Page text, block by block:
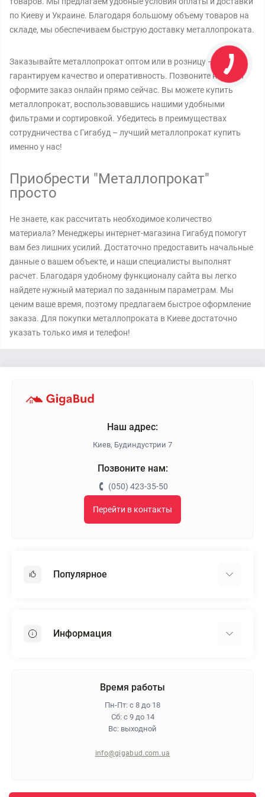
по Киеву и Украине. Благодаря большому объему товаров на
складе, мы обеспечиваем быструю доставку металлопроката.
Заказывайте металлопрокат оптом или в розницу – мы
гарантируем качество и оперативность. Позвоните нам или
оформите заказ онлайн прямо сейчас. Вы можете купить
металлопрокат, воспользовавшись нашими удобными
фильтрами и сортировкой. Убедитесь в преимуществах
сотрудничества с Гигабуд – лучший металлопрокат купить
именно у нас!
Приобрести "Металлопрокат"
просто
Не знаете, как рассчитать необходимое количество
материала? Менеджеры интернет-магазина Гигабуд помогут
вам без лишних усилий. Достаточно предоставить начальные
данные о вашем объекте, и наши специалисты выполнят
расчет. Благодаря удобному функционалу сайта вы легко
найдете нужный материал по заданным параметрам. Мы
ценим ваше время, поэтому предлагаем быстрое оформление
заказа. Для покупки металлопроката в Киеве достаточно
указать только имя и телефон!
Наш адрес:
Киев, Будиндустрии 7
Позвоните нам:
(050) 423-35-50
Перейти в контакты
Популярное
Пенопласт
Информация
Политика конфиденциальности
Время работы
Пн-Пт: с 8 до 18
Сб: с 9 до 14
Вс: выходной
info@gigabud.com.ua